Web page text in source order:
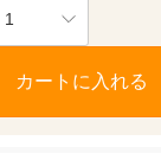
1
カートに入れる